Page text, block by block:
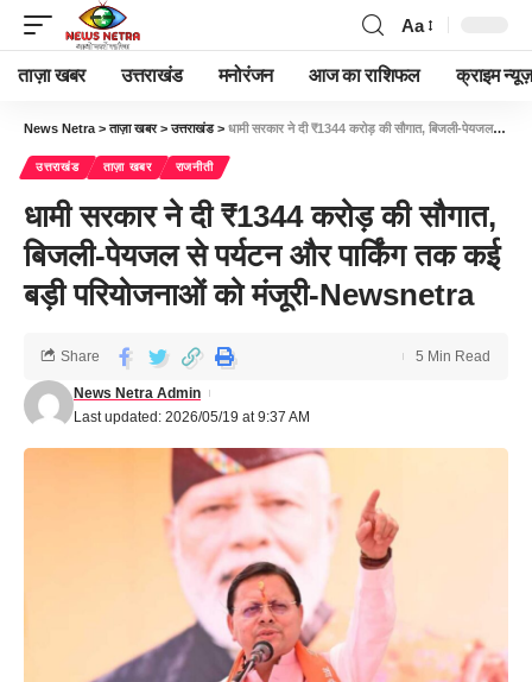
Aa
ताज़ा खबर उत्तराखंड मनोरंजन आज का राशिफल क्राइम न्यूज़
News Netra >ताज़ा खबर>उत्तराखंड> धामी सरकार ने दी ₹1344 करोड़ की सौगात, बिजली-पेयजल से पर्यटन और पार्किंग तक कई बड़ी परियोजनाओं को मंजूरी-Newsnetra
उत्तराखंड ताज़ा खबर राजनीती
धामी सरकार ने दी ₹1344 करोड़ की सौगात,
बिजली-पेयजल से पर्यटन और पार्किंग तक कई
बड़ी परियोजनाओं को मंजूरी-Newsnetra
Last updated: 2026/05/19 at 9:37 AM
News Netra Admin
Share 5 Min Read